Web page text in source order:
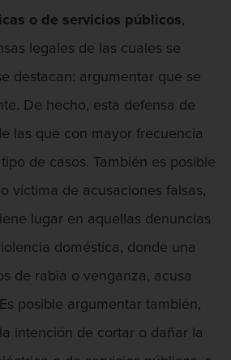
o de servicios públicos,
legales de las cuales se
destacan: argumentar que se
De hecho, esta defensa de
las que con mayor frecuencia
de casos. También es posible
víctima de acusaciones falsas,
lugar en aquellas denuncias
doméstica, donde una
de rabia o venganza, acusa
posible argumentar también,
intención de cortar o dañar la
Imprudente Con Presencia
Alcohol
Una Licencia Suspendida